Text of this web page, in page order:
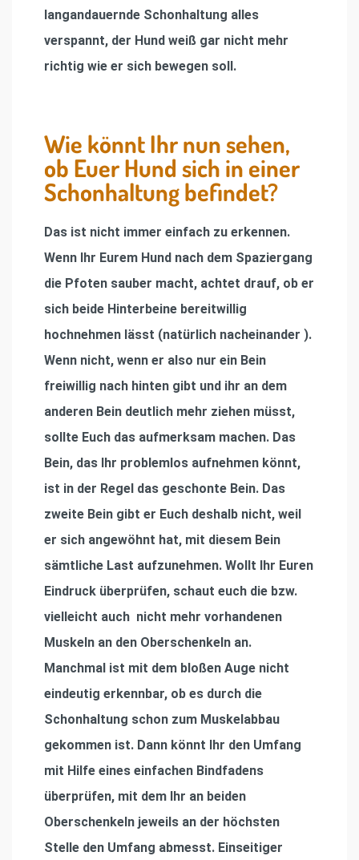
langandauernde Schonhaltung alles
verspannt, der Hund weiß gar nicht mehr
richtig wie er sich bewegen soll.
Wie könnt Ihr nun sehen,
ob Euer Hund sich in einer
Schonhaltung befindet?
Das ist nicht immer einfach zu erkennen.
Wenn Ihr Eurem Hund nach dem Spaziergang
die Pfoten sauber macht, achtet drauf, ob er
sich beide Hinterbeine bereitwillig
hochnehmen lässt (natürlich nacheinander ).
Wenn nicht, wenn er also nur ein Bein
freiwillig nach hinten gibt und ihr an dem
anderen Bein deutlich mehr ziehen müsst,
sollte Euch das aufmerksam machen. Das
Bein, das Ihr problemlos aufnehmen könnt,
ist in der Regel das geschonte Bein. Das
zweite Bein gibt er Euch deshalb nicht, weil
er sich angewöhnt hat, mit diesem Bein
sämtliche Last aufzunehmen. Wollt Ihr Euren
Eindruck überprüfen, schaut euch die bzw.
vielleicht auch nicht mehr vorhandenen
Muskeln an den Oberschenkeln an.
Manchmal ist mit dem bloßen Auge nicht
eindeutig erkennbar, ob es durch die
Schonhaltung schon zum Muskelabbau
gekommen ist. Dann könnt Ihr den Umfang
mit Hilfe eines einfachen Bindfadens
überprüfen, mit dem Ihr an beiden
Oberschenkeln jeweils an der höchsten
Stelle den Umfang abmesst. Einseitiger